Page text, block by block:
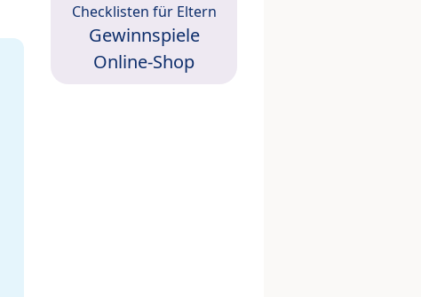
Checklisten für Eltern
Gewinnspiele
Online-Shop